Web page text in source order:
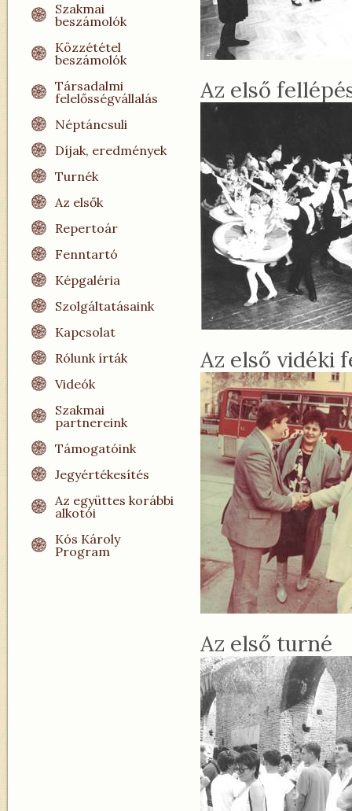
Szakmai
beszámolók
Közzététel
beszámolók
Társadalmi
felelősségvállalás
Néptáncsuli
Díjak, eredmények
Turnék
Az elsők
Repertoár
Fenntartó
Képgaléria
Szolgáltatásaink
Kapcsolat
Rólunk írták
Videók
Szakmai
partnereink
Támogatóink
Jegyértékesítés
Az együttes korábbi
alkotói
Kós Károly
Program
Az első
Az első vidéki
Az első turné